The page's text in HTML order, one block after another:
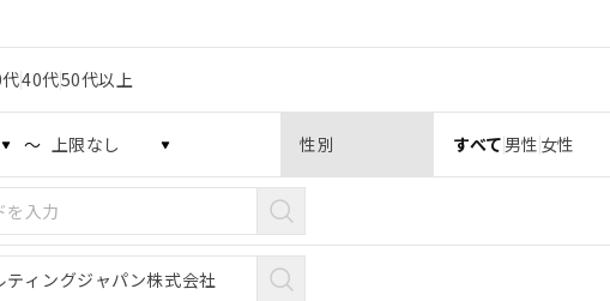
40代50代以上
〜 性別 すべて 男性 女性